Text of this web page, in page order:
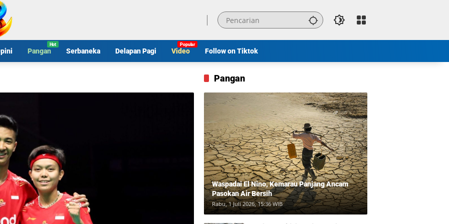
Pangan Serbaneka Delapan Pagi Video Follow on Tiktok
Pangan
Waspadai El Nino, Kemarau Panjang Ancam
Pasokan Air Bersih
Rabu, 1 Juli 2026, 15:36 WIB